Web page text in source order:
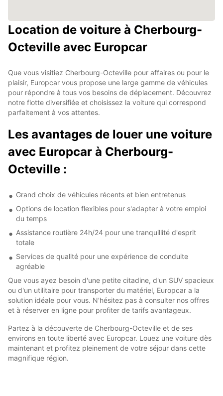
Location de voiture à Cherbourg-
Octeville avec Europcar
Que vous visitiez Cherbourg-Octeville pour affaires ou pour le
plaisir, Europcar vous propose une large gamme de véhicules
pour répondre à tous vos besoins de déplacement. Découvrez
notre flotte diversifiée et choisissez la voiture qui correspond
parfaitement à vos attentes.
Les avantages de louer une voiture
avec Europcar à Cherbourg-
Octeville :
Grand choix de véhicules récents et bien entretenus
Options de location flexibles pour s'adapter à votre emploi
du temps
Assistance routière 24h/24 pour une tranquillité d'esprit
totale
Services de qualité pour une expérience de conduite
agréable
Que vous ayez besoin d'une petite citadine, d'un SUV spacieux
ou d'un utilitaire pour transporter du matériel, Europcar a la
solution idéale pour vous. N'hésitez pas à consulter nos offres
et à réserver en ligne pour profiter de tarifs avantageux.
Partez à la découverte de Cherbourg-Octeville et de ses
environs en toute liberté avec Europcar. Louez une voiture dès
maintenant et profitez pleinement de votre séjour dans cette
magnifique région.